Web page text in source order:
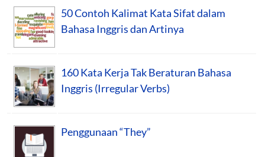
50 Contoh Kalimat Kata Sifat dalam
Bahasa Inggris dan Artinya
160 Kata Kerja Tak Beraturan Bahasa
Inggris (Irregular Verbs)
Penggunaan “They”